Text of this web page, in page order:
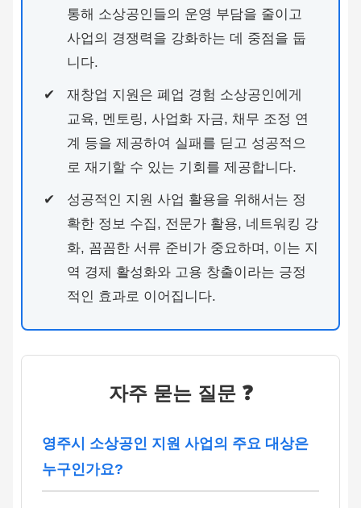
통해 소상공인들의 운영 부담을 줄이고
사업의 경쟁력을 강화하는 데 중점을 둡
니다.
재창업 지원은 폐업 경험 소상공인에게
교육, 멘토링, 사업화 자금, 채무 조정 연
계 등을 제공하여 실패를 딛고 성공적으
로 재기할 수 있는 기회를 제공합니다.
성공적인 지원 사업 활용을 위해서는 정
확한 정보 수집, 전문가 활용, 네트워킹 강
화, 꼼꼼한 서류 준비가 중요하며, 이는 지
역 경제 활성화와 고용 창출이라는 긍정
적인 효과로 이어집니다.
자주 묻는 질문 ❓
영주시 소상공인 지원 사업의 주요 대상은
누구인가요?